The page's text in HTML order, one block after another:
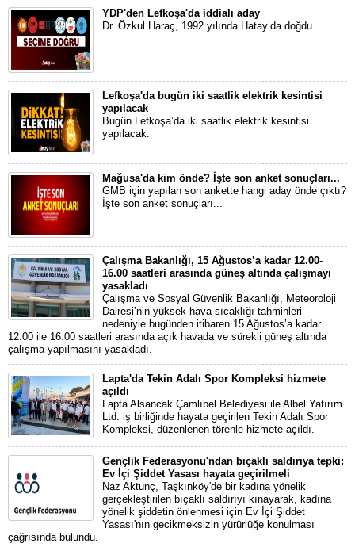
YDP'den Lefkoşa'da iddialı aday
Dr. Özkul Haraç, 1992 yılında Hatay’da doğdu.
Lefkoşa'da bugün iki saatlik elektrik kesintisi
yapılacak
Bugün Lefkoşa’da iki saatlik elektrik kesintisi
yapılacak.
Mağusa'da kim önde? İşte son anket sonuçları...
GMB için yapılan son ankette hangi aday önde çıktı?
İşte son anket sonuçları...
Çalışma Bakanlığı, 15 Ağustos’a kadar 12.00-
16.00 saatleri arasında güneş altında çalışmayı
yasakladı
Çalışma ve Sosyal Güvenlik Bakanlığı, Meteoroloji
Dairesi’nin yüksek hava sıcaklığı tahminleri
nedeniyle bugünden itibaren 15 Ağustos’a kadar
12.00 ile 16.00 saatleri arasında açık havada ve sürekli güneş altında
çalışma yapılmasını yasakladı.
Lapta'da Tekin Adalı Spor Kompleksi hizmete
açıldı
Lapta Alsancak Çamlıbel Belediyesi ile Albel Yatırım
Ltd. iş birliğinde hayata geçirilen Tekin Adalı Spor
Kompleksi, düzenlenen törenle hizmete açıldı.
Gençlik Federasyonu'ndan bıçaklı saldırıya tepki:
Ev İçi Şiddet Yasası hayata geçirilmeli
Naz Aktunç, Taşkınköy'de bir kadına yönelik
gerçekleştirilen bıçaklı saldırıyı kınayarak, kadına
yönelik şiddetin önlenmesi için Ev İçi Şiddet
Yasası'nın gecikmeksizin yürürlüğe konulması
çağrısında bulundu.